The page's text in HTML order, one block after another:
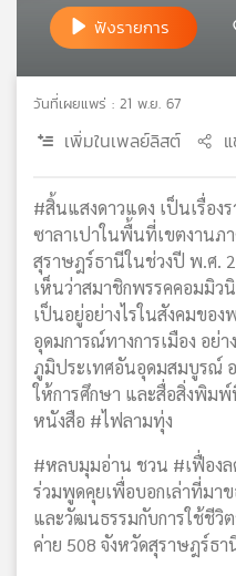
แผนที่
วิทยุ
เครือ
ฟังรายการ
วันที่เผยแพร่ : 21 พ.ย. 67
เพิ่มในเพลย์ลิสต์
#สิ้นแสงดาวแดง เป็นเรื่อง
ซาลาเปาในพื้นที่เขตงานภ
สุราษฎร์ธานีในช่วงปี พ.ศ.
เห็นว่าสมาชิกพรรคคอมมิว
เป็นอยู่อย่างไรในสังคมของ
อุดมการณ์ทางการเมือง อย่
ภูมิประเทศอันอุดมสมบูรณ์
ให้การศึกษา และสื่อสิ่งพิมพ์
หนังสือ #ไฟลามทุ่ง
#หลบมุมอ่าน ชวน #เฟื่องล
ร่วมพูดคุยเพื่อบอกเล่าที่มา
และวัฒนธรรมกับการใช้ชีวิ
ค่าย 508 จังหวัดสุราษฎร์ธา